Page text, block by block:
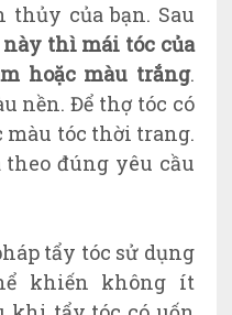
của bạn. Sau
thì mái tóc của
hoặc màu trắng.
nền. Để thợ tóc có
màu tóc thời trang.
theo đúng yêu cầu
tẩy tóc sử dụng
khiến không ít